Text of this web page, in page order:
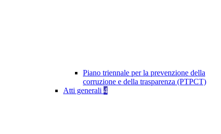
Piano triennale per la prevenzione della
corruzione e della trasparenza (PTPCT)
Atti generali 4